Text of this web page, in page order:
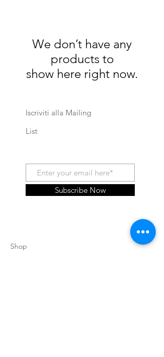
We don’t have any
products to
show here right now.
Iscriviti alla Mailing
List
Subscribe Now
Shop